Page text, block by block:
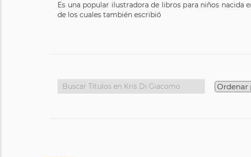
Es una popular ilustradora de libros para niños nacida
de los cuales también escribió